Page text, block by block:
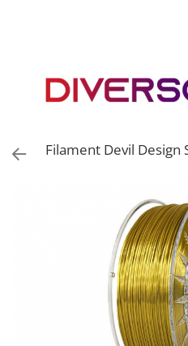
ASA
Filament Devil Design